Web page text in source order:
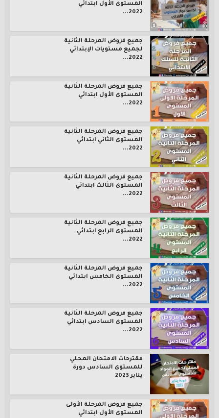
المستوى الأول ابتدائي
2022...
جميع فروض المرحلة الثانية
لجميع مستويات الإبتدائي
2022...
جميع فروض المرحلة الثانية
المستوى الأول ابتدائي
2022...
جميع فروض المرحلة الثانية
المستوى الثاني ابتدائي
2022...
جميع فروض المرحلة الثانية
المستوى الثالث ابتدائي
2022...
جميع فروض المرحلة الثانية
المستوى الرابع ابتدائي
2022...
جميع فروض المرحلة الثانية
المستوى الخامس ابتدائي
2022...
جميع فروض المرحلة الثانية
المستوى السادس ابتدائي
2022...
مقترحات الامتحان المحلي
للمستوى السادس دورة
يناير 2023
جميع فروض المرحلة الأولى
المستوى الأول ابتدائي